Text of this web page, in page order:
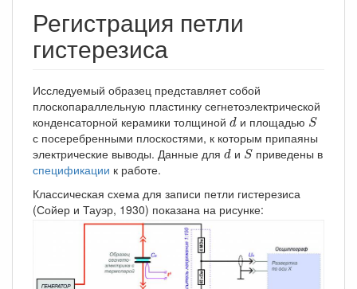
Регистрация петли
гистерезиса
Исследуемый образец представляет собой
плоскопараллельную пластинку сегнетоэлектрической
конденсаторной керамики толщиной d
d и площадью S
S
с посеребренными плоскостями, к которым припаяны
электрические выводы. Данные для d
d и S
Sприведены в
спецификации к работе.
Классическая схема для записи петли гистерезиса
(Сойер и Тауэр, 1930) показана на рисунке: